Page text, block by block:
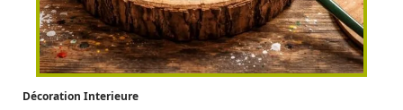
Décoration Interieure